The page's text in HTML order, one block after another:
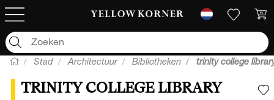
Stad Architectuur Bibliotheken trinity college
TRINITY COLLEGE LIBRARY